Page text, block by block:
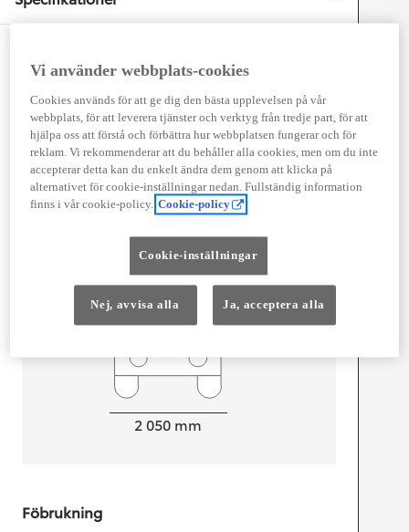
Antal säten
Length
5 998mm
mm
2 050 mm
Föbrukning
Vi använder webbplats-cookies
Cookies används för att ge dig den bästa upplevelsen på vår
webbplats, för att leverera tjänster och verktyg från tredje part, för att
hjälpa oss att förstå och förbättra hur webbplatsen fungerar och för
reklam. Vi rekommenderar att du behåller alla cookies, men om du inte
accepterar detta kan du enkelt ändra dem genom att klicka på
alternativet för cookie-inställningar nedan. Fullständig information
finns i vår cookie-policy. Cookie-policy
Cookie-inställningar
Nej, avvisa alla Ja, acceptera alla